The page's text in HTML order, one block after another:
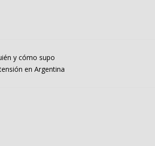
y cómo supo
en Argentina